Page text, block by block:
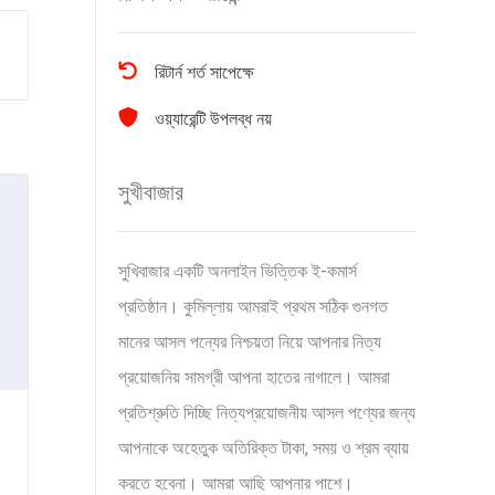
রিটার্ন শর্ত সাপেক্ষে
ওয়্যারেন্টি উপলব্ধ নয়
সুখীবাজার
সুখিবাজার একটি অনলাইন ভিত্তিক ই-কমার্স
প্রতিষ্ঠান। কুমিল্লায় আমরাই প্রথম সঠিক গুনগত
মানের আসল পন্যের নিশ্চয়তা নিয়ে আপনার নিত্য
প্রয়োজনিয় সামগ্রী আপনা হাতের নাগালে। আমরা
প্রতিশ্রুতি দিচ্ছি নিত্যপ্রয়োজনীয় আসল পণ্যের জন্য
আপনাকে অহেতুক অতিরিক্ত টাকা, সময় ও শ্রম ব্যায়
করতে হবেনা। আমরা আছি আপনার পাশে।